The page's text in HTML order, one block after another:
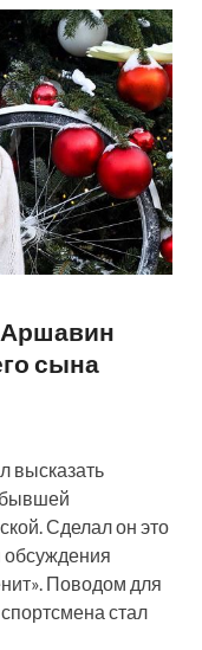
Аршавин
сына
высказать
бывшей
Сделал он это
Поводом для
стал